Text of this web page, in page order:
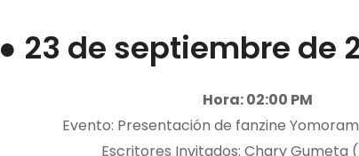
● 23 de septiembre de
Hora: 02:00 PM
Evento: Presentación de fanzine
Escritores Invitados: Chary Gumeta